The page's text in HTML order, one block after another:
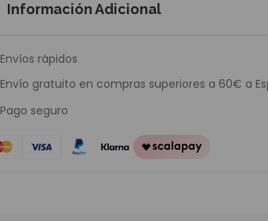
Información Adicional
Envíos rápidos
Envío gratuito en compras superiores a 60€ a
Pago seguro